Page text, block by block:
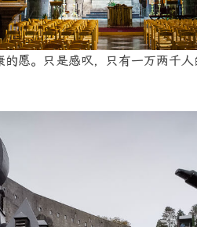
愿。只是感叹，只有一万两千